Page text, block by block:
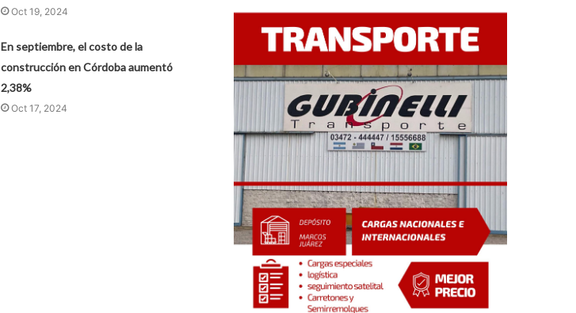
Oct 19, 2024
En septiembre, el costo de la
construcción en Córdoba aumentó
2,38%
Oct 17, 2024